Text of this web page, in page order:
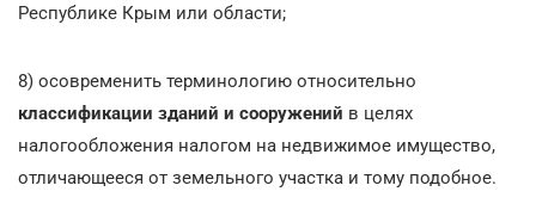
Республике Крым или области;
8) осовременить терминологию относительно
классификации зданий и сооружений в целях
налогообложения налогом на недвижимое имущество,
отличающееся от земельного участка и тому подобное.